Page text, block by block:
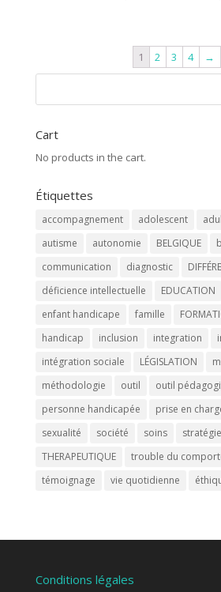
1 2 3 4 →
Cart
No products in the cart.
Étiquettes
accompagnement adolescent
autisme
autonomie BELGIQUE
communication
diagnostic
déficience intellectuelle
EDUCATION
enfant handicape
famille
handicap
inclusion integration
intégration sociale
LÉGISLATION
méthodologie
outil outil
personne handicapée
prise en
sexualité
société soins stratégie
THERAPEUTIQUE
trouble du
témoignage
vie quotidienne
Conditions légales